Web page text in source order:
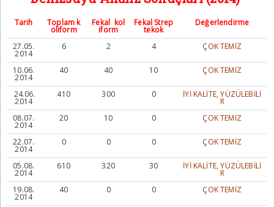
Tarih Toplam k
oliform
Fekal kol
iform
Fekal Strep
tekok
Değerlendirme
27.05.
2014
6 2 4 ÇOK TEMİZ
10.06.
2014
40 40 10 ÇOK TEMİZ
24.06.
2014
410 300 0 İYİ KALİTE, YÜZÜLEBİLİ
R
08.07.
2014
20 10 0 ÇOK TEMİZ
22.07.
2014
0 0 0 ÇOK TEMİZ
05.08.
2014
610 320 30 İYİ KALİTE, YÜZÜLEBİLİ
R
19.08.
2014
40 0 0 ÇOK TEMİZ